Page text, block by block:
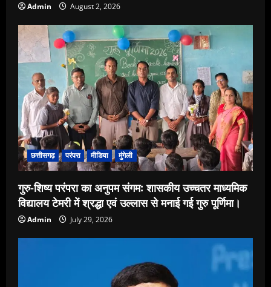
Admin August 2, 2026
छत्तीसगढ़ परंपरा मीडिया मुंगेली
गुरु-शिष्य परंपरा का अनुपम संगम: शासकीय उच्चतर माध्यमिक
विद्यालय टेमरी में श्रद्धा एवं उल्लास से मनाई गई गुरु पूर्णिमा।
Admin July 29, 2026